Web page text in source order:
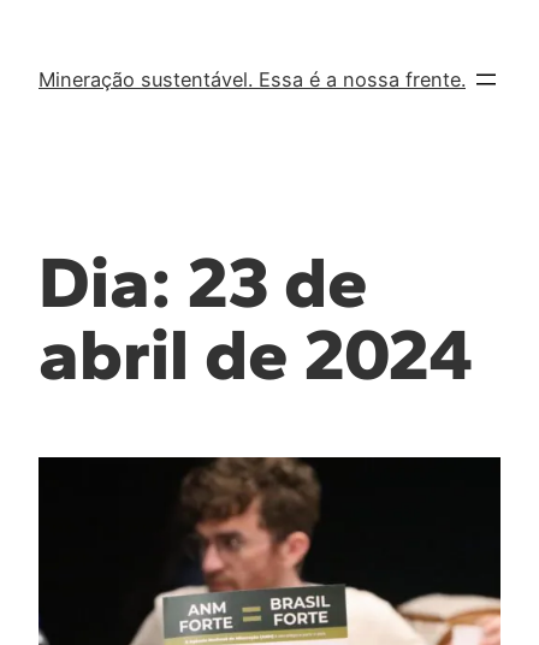
Mineração sustentável. Essa é a nossa frente.
Dia: 23 de
abril de 2024